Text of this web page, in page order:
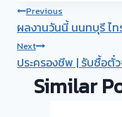
Post
navigation
Previous
ผลงานวันนี้ นนทบุรี ไ
Next
ประครองชีพ | รับซื้อตั๋
Similar